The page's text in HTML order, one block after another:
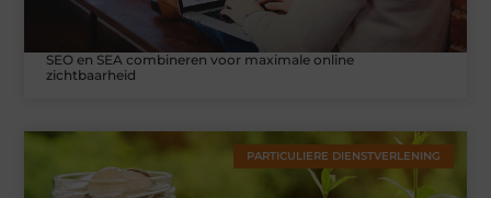
SEO en SEA combineren voor maximale online
zichtbaarheid
PARTICULIERE DIENSTVERLENING